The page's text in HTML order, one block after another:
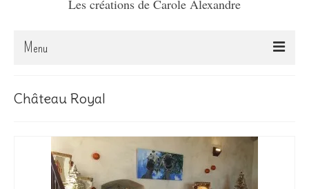
Les créations de Carole Alexandre
Menu
Boutique
Château Royal